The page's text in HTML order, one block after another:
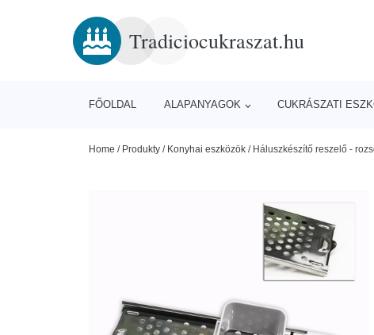
Tradiciocukraszat.hu
FŐOLDAL ALAPANYAGOK CUKRÁSZATI
Home / Produkty / Konyhai eszközök / Háluszkészítő reszelő -